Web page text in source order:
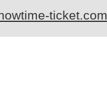
ticket.com